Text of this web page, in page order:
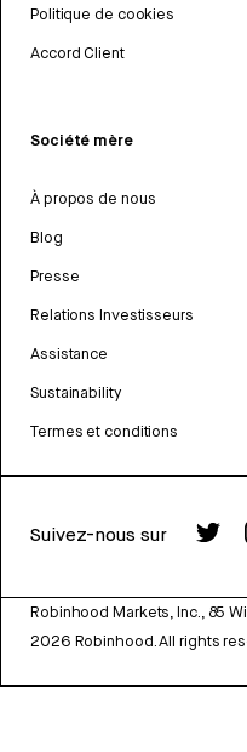
Politique de cookies
Accord Client
Société mère
À propos de nous
Blog
Presse
Relations Investisseurs
Assistance
Sustainability
Termes et conditions
Suivez-nous sur
Robinhood Markets, Inc., 85
2026 Robinhood. All rights